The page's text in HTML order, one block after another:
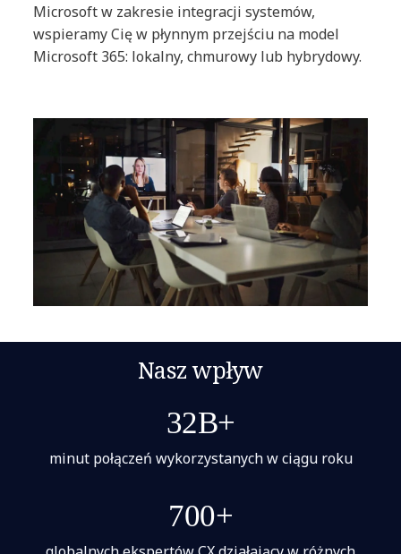
Microsoft w zakresie integracji systemów,
wspieramy Cię w płynnym przejściu na model
Microsoft 365: lokalny, chmurowy lub hybrydowy.
Nasz wpływ
32B+
minut połączeń wykorzystanych w ciągu roku
700+